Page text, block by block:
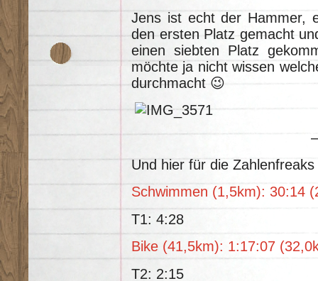
Jens ist echt der Hammer,
den ersten Platz gemacht
einen siebten Platz
möchte ja nicht wissen
durchmacht 😉
Und hier für die
Schwimmen (1,5km): 30:14
T1: 4:28
Bike (41,5km): 1:17:07
T2: 2:15